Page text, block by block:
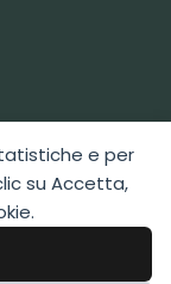
e per
su Accetta,
Sagl